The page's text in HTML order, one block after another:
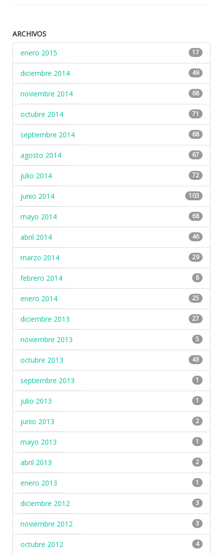
ARCHIVOS
enero 2015
17
diciembre 2014 49
noviembre 2014 68
octubre 2014 71
septiembre 2014 68
agosto 2014 67
julio 2014 72
junio 2014 103
mayo 2014 68
abril 2014 46
marzo 2014 29
febrero 2014 8
enero 2014 25
diciembre 2013 27
noviembre 2013 5
octubre 2013 43
septiembre 2013 1
julio 2013 1
junio 2013 2
mayo 2013 1
abril 2013 2
enero 2013 1
diciembre 2012 3
noviembre 2012 3
octubre 2012 4